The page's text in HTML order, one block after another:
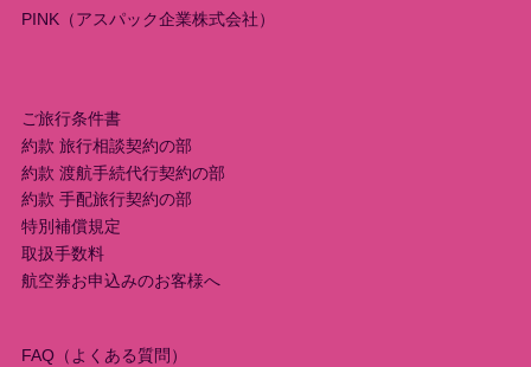
ー
ョ
ン
PINK（アスパック企業株式会社）
ご旅行条件書
約款 旅行相談契約の部
約款 渡航手続代行契約の部
約款 手配旅行契約の部
特別補償規定
取扱手数料
航空券お申込みのお客様へ
FAQ（よくある質問）